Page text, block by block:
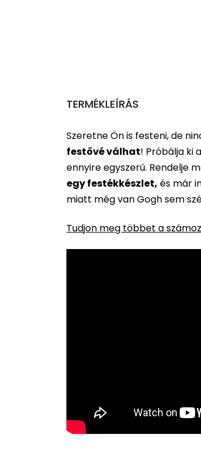
TERMÉKLEÍRÁS
Szeretne Ön is festeni, de
festővé válhat! Próbálja ki a
ennyire egyszerű. Rendelje
egy festékkészlet, és már
miatt még van Gogh sem
Tudjon meg többet a